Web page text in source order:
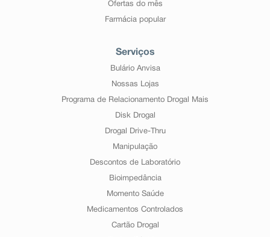
Ofertas do mês
Farmácia popular
Serviços
Bulário Anvisa
Nossas Lojas
Programa de Relacionamento Drogal Mais
Disk Drogal
Drogal Drive-Thru
Manipulação
Descontos de Laboratório
Bioimpedância
Momento Saúde
Medicamentos Controlados
Cartão Drogal